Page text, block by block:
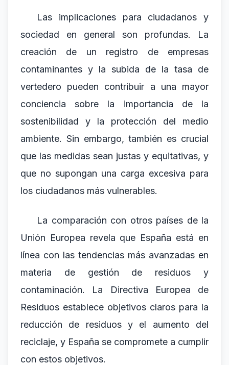
Las implicaciones para ciudadanos y
sociedad en general son profundas. La
creación de un registro de empresas
contaminantes y la subida de la tasa de
vertedero pueden contribuir a una mayor
conciencia sobre la importancia de la
sostenibilidad y la protección del medio
ambiente. Sin embargo, también es crucial
que las medidas sean justas y equitativas, y
que no supongan una carga excesiva para
los ciudadanos más vulnerables.
La comparación con otros países de la
Unión Europea revela que España está en
línea con las tendencias más avanzadas en
materia de gestión de residuos y
contaminación. La Directiva Europea de
Residuos establece objetivos claros para la
reducción de residuos y el aumento del
reciclaje, y España se compromete a cumplir
con estos objetivos.